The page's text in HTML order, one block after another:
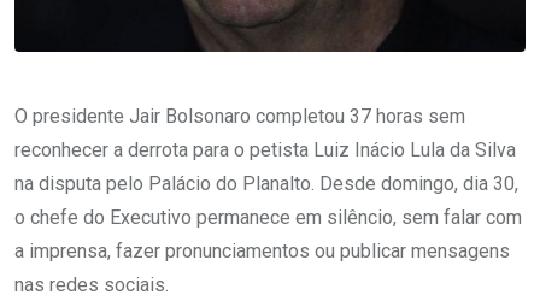
O presidente Jair Bolsonaro completou 37 horas sem
reconhecer a derrota para o petista Luiz Inácio Lula da Silva
na disputa pelo Palácio do Planalto. Desde domingo, dia 30,
o chefe do Executivo permanece em silêncio, sem falar com
a imprensa, fazer pronunciamentos ou publicar mensagens
nas redes sociais.